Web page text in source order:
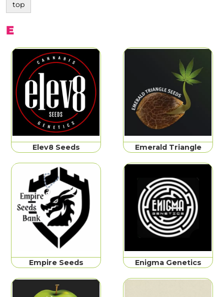
top
E
Elev8 Seeds Emerald Triangle
Empire Seeds Enigma Genetics